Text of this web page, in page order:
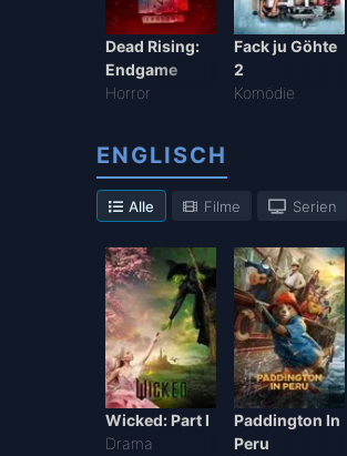
Dead Rising:
Endgame
Horror
Fack ju Göhte
2
Komödie
ENGLISCH
Alle Filme Serien
Wicked: Part I
Drama
Paddington In
Peru